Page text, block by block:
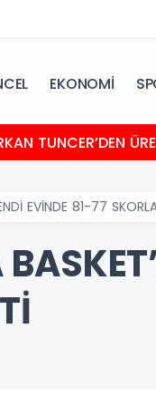
EKONOMİ
TUNCER’DEN
EVİNDE 81-77